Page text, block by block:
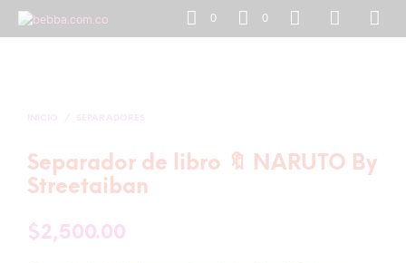
0 0
Separador de libro 🔖 NARUTO By
Streetaiban
$2,500.00